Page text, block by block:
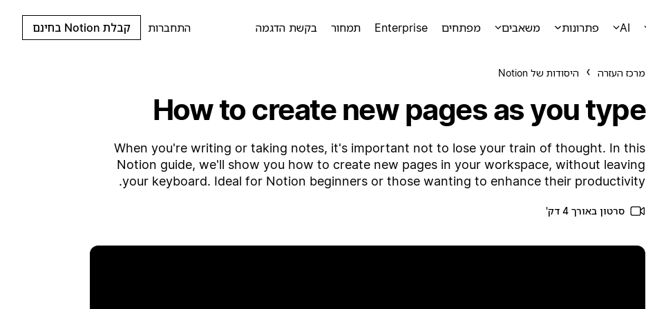
AI פתרונות משאבים מפתחים Enterprise תמחור בקשת הדגמה התחברות קבלת Notion בחינם
מרכז העזרה היסודות של Notion
How to create new pages as you type
When you're writing or taking notes, it's important not to lose your train of thought. In this
Notion guide, we'll show you how to create new pages in your workspace, without leaving
your keyboard. Ideal for Notion beginners or those wanting to enhance their productivity.
סרטון באורך 4 דק'